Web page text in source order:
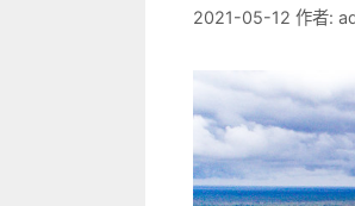
2021-05-12 作者: